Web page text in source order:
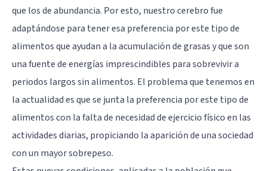
que los de abundancia. Por esto, nuestro cerebrofue
adaptándose para tener esa preferencia por este tipo de
alimentos que ayudan a la acumulación de grasas y que son
una fuente de energías imprescindibles para sobrevivir a
periodos largos sin alimentos. El problema que tenemos en
la actualidad es que se junta la preferencia por este tipo de
alimentos con la falta de necesidad de ejercicio físico en las
actividades diarias, propiciando la aparición de una sociedad
con un mayor sobrepeso.